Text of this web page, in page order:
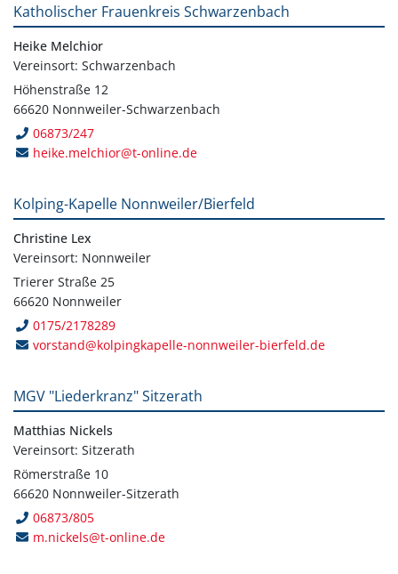
Katholischer Frauenkreis Schwarzenbach
Heike Melchior
Vereinsort: Schwarzenbach
Höhenstraße 12
66620 Nonnweiler-Schwarzenbach
06873/247
heike.melchior@t-online.de
Kolping-Kapelle Nonnweiler/Bierfeld
Christine Lex
Vereinsort: Nonnweiler
Trierer Straße 25
66620 Nonnweiler
0175/2178289
vorstand@kolpingkapelle-nonnweiler-bierfeld.de
MGV "Liederkranz" Sitzerath
Matthias Nickels
Vereinsort: Sitzerath
Römerstraße 10
66620 Nonnweiler-Sitzerath
06873/805
m.nickels@t-online.de